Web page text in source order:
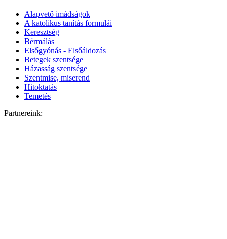
Alapvető imádságok
A katolikus tanítás formulái
Keresztség
Bérmálás
Elsőgyónás - Elsőáldozás
Betegek szentsége
Házasság szentsége
Szentmise, miserend
Hitoktatás
Temetés
Partnereink: